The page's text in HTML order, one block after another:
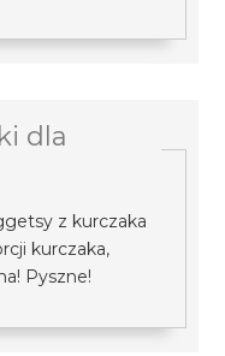
dla
z kurczaka
kurczaka,
Pyszne!